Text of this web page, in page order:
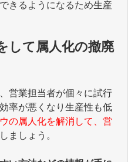
きるようになるため生産
して属人化の撤廃
営業担当者が個々に試行
率が悪くなり生産性も低
の属人化を解消して、営
ましょう。